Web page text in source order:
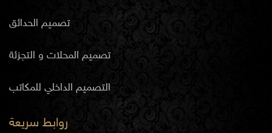
تصميم الحدائق
تصميم المحلات و التجزئة
التصميم الداخلي للمكاتب
روابط سريعة